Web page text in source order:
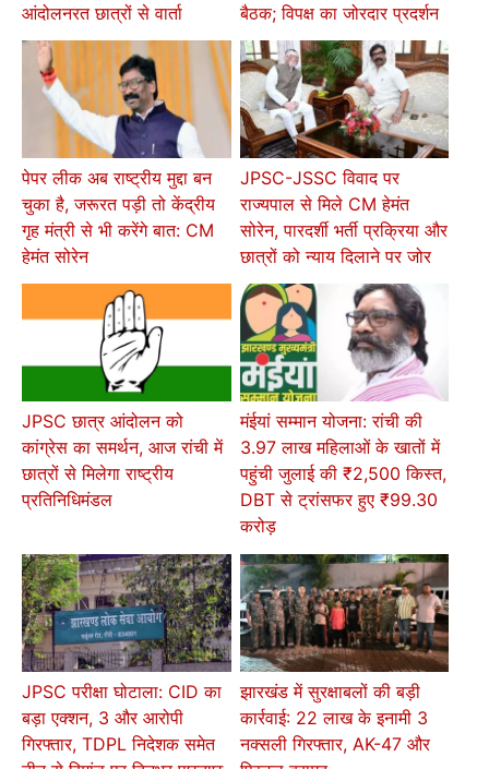
आंदोलनरत छात्रों से वार्ता
बैठक; विपक्ष का जोरदार प्रदर्शन
पेपर लीक अब राष्ट्रीय मुद्दा बन
चुका है, जरूरत पड़ी तो केंद्रीय
गृह मंत्री से भी करेंगे बात: CM
हेमंत सोरेन
JPSC-JSSC विवाद पर
राज्यपाल से मिले CM हेमंत
सोरेन, पारदर्शी भर्ती प्रक्रिया और
छात्रों को न्याय दिलाने पर जोर
JPSC छात्र आंदोलन को
कांग्रेस का समर्थन, आज रांची में
छात्रों से मिलेगा राष्ट्रीय
प्रतिनिधिमंडल
मंईयां सम्मान योजना: रांची की
3.97 लाख महिलाओं के खातों में
पहुंची जुलाई की ₹2,500 किस्त,
DBT से ट्रांसफर हुए ₹99.30
करोड़
JPSC परीक्षा घोटाला: CID का
बड़ा एक्शन, 3 और आरोपी
गिरफ्तार, TDPL निदेशक समेत
झारखंड में सुरक्षाबलों की बड़ी
कार्रवाई: 22 लाख के इनामी 3
नक्सली गिरफ्तार, AK-47 और